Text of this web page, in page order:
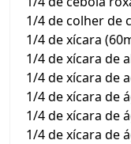
1/4 de colher de
1/4 de xícara
1/4 de xícara de
1/4 de xícara de
1/4 de xícara de
1/4 de xícara de
1/4 de xícara de